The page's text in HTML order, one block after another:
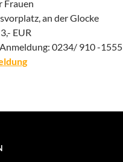
Frauen
an der Glocke
EUR
0234/ 910 -1555